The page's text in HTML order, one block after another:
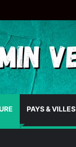
PAYS & VILLES